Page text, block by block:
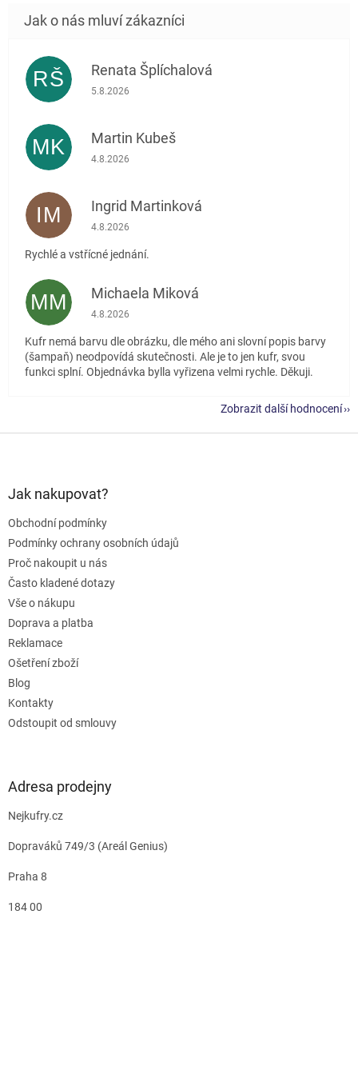
RŠ Renata Šplíchalová
Hodnocení obchodu je 5 z 5 hvězdiček.
5.8.2026
MK Martin Kubeš
Hodnocení obchodu je 5 z 5 hvězdiček.
4.8.2026
IM Ingrid Martinková
Hodnocení obchodu je 5 z 5 hvězdiček.
4.8.2026
Rychlé a vstřícné jednání.
MM Michaela Miková
Hodnocení obchodu je 5 z 5 hvězdiček.
4.8.2026
Kufr nemá barvu dle obrázku, dle mého ani slovní popis barvy
(šampaň) neodpovídá skutečnosti. Ale je to jen kufr, svou
funkci splní. Objednávka bylla vyřizena velmi rychle. Děkuji.
Zobrazit další hodnocení
Jak nakupovat?
Obchodní podmínky
Podmínky ochrany osobních údajů
Proč nakoupit u nás
Často kladené dotazy
Vše o nákupu
Doprava a platba
Reklamace
Ošetření zboží
Blog
Kontakty
Odstoupit od smlouvy
Adresa prodejny
Nejkufry.cz
Dopraváků 749/3 (Areál Genius)
Praha 8
184 00